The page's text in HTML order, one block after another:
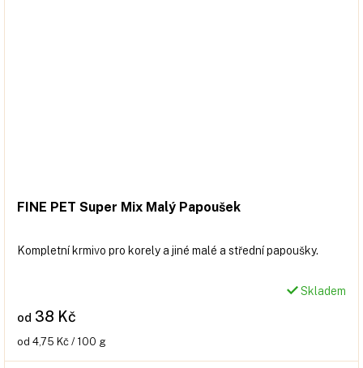
FINE PET Super Mix Malý Papoušek
od 38 Kč
Měrná
od 4,75 Kč / 100 g
Kompletní krmivo pro korely a jiné malé a střední papoušky.
Skladem